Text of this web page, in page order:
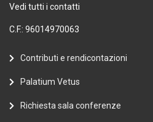
Vedi tutti i contatti
C.F.: 96014970063
Contributi e rendicontazioni
Palatium Vetus
Richiesta sala conferenze